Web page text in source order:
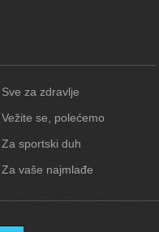
Sve za zdravlje
Vežite se, polećemo
Za sportski duh
Za vaše najmlađe